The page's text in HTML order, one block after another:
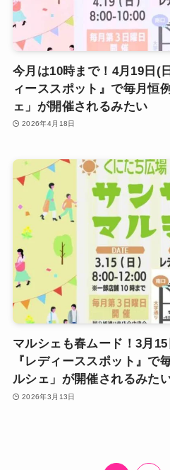
今月は10時まで！4月19日(
ィーススポット』で毎月恒
ェ」が開催されるみたい
2026年4月18日
マルシェも春ムード！3月
『レディーススポット』で
ルシェ」が開催されるみた
2026年3月13日